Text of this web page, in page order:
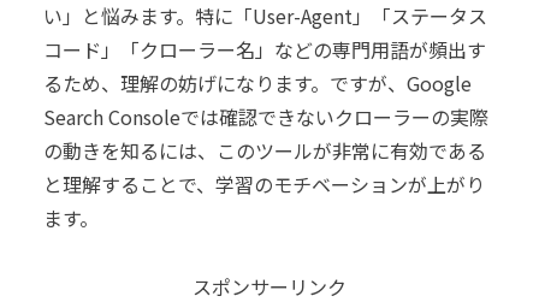
い」と悩みます。特に「User-Agent」「ステータス
コード」「クローラー名」などの専門用語が頻出す
るため、理解の妨げになります。ですが、Google
Search Consoleでは確認できないクローラーの実際
の動きを知るには、このツールが非常に有効である
と理解することで、学習のモチベーションが上がり
ます。
スポンサーリンク